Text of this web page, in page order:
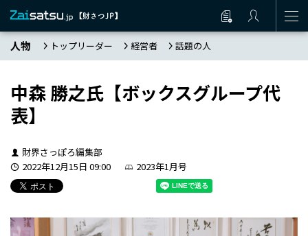
人物 トップリーダー 経営者 話題の人
中森 勝之氏【ボックスグループ代
表】
財界さっぽろ編集部
2022年12月15日 09:00
2023年1月号